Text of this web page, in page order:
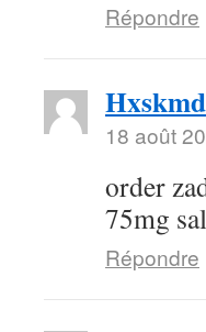
Répondre
Hxskmd
18 août
order
75mg
Répondre